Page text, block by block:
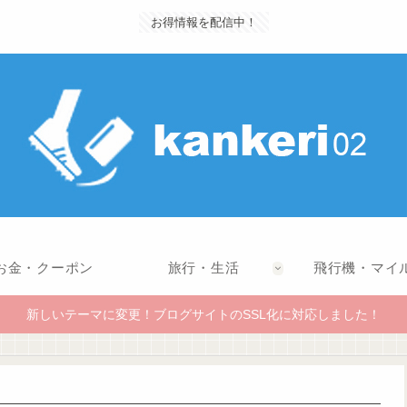
お得情報を配信中！
金・クーポン 旅行・生活 飛行機・マイ
新しいテーマに変更！ブログサイトのSSL化に対応しました！